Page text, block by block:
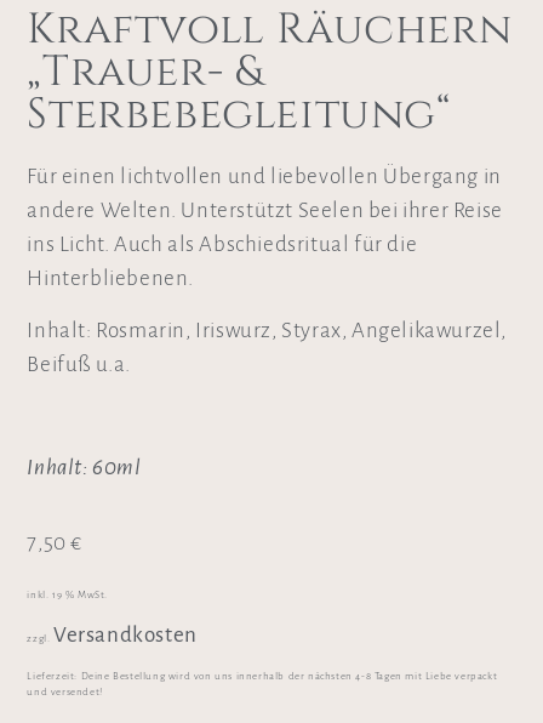
Kraftvoll Räuchern
„Trauer- &
Sterbebegleitung“
Für einen lichtvollen und liebevollen Übergang in
andere Welten. Unterstützt Seelen bei ihrer Reise
ins Licht. Auch als Abschiedsritual für die
Hinterbliebenen.
Inhalt: Rosmarin, Iriswurz, Styrax, Angelikawurzel,
Beifuß u.a.
Inhalt: 60ml
7,50€
inkl. 19 % MwSt.
zzgl. Versandkosten
Lieferzeit:
Deine Bestellung wird von uns innerhalb der nächsten 4-8 Tagen mit Liebe verpackt
und versendet!